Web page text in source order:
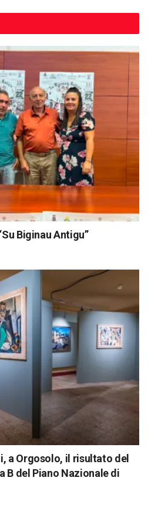
Biginau Antigu”
a Orgosolo, il risultato del
B del Piano Nazionale di